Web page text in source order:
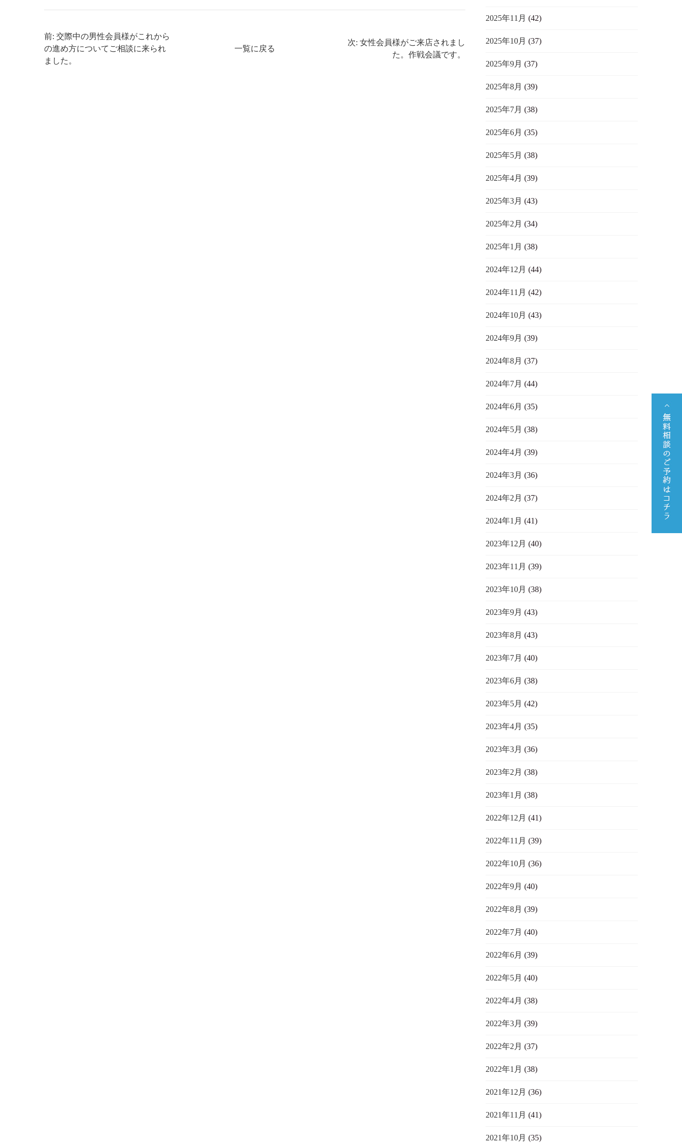
前: 交際中の男性会員様がこれから
の進め方についてご相談に来られ
ました。
一覧に戻る
次: 女性会員様がご来店されまし
た。作戦会議です。
2025年11月 (42)
2025年10月 (37)
2025年9月 (37)
2025年8月 (39)
2025年7月 (38)
2025年6月 (35)
2025年5月 (38)
2025年4月 (39)
2025年3月 (43)
2025年2月 (34)
2025年1月 (38)
2024年12月 (44)
2024年11月 (42)
2024年10月 (43)
2024年9月 (39)
2024年8月 (37)
2024年7月 (44)
2024年6月 (35)
2024年5月 (38)
2024年4月 (39)
2024年3月 (36)
2024年2月 (37)
2024年1月 (41)
2023年12月 (40)
2023年11月 (39)
2023年10月 (38)
2023年9月 (43)
2023年8月 (43)
2023年7月 (40)
2023年6月 (38)
2023年5月 (42)
2023年4月 (35)
2023年3月 (36)
2023年2月 (38)
2023年1月 (38)
2022年12月 (41)
2022年11月 (39)
2022年10月 (36)
2022年9月 (40)
2022年8月 (39)
2022年7月 (40)
2022年6月 (39)
2022年5月 (40)
2022年4月 (38)
2022年3月 (39)
2022年2月 (37)
2022年1月 (38)
2021年12月 (36)
2021年11月 (41)
2021年10月 (35)